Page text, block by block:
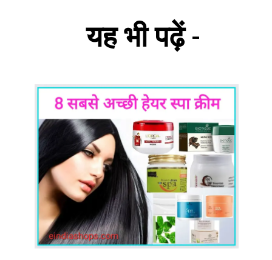
यह भी पढ़ें-